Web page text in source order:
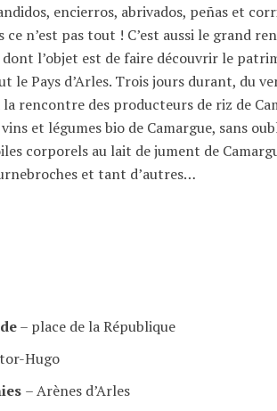
encierros, abrivados, peñas et
n’est pas tout ! C’est aussi le grand
l’objet est de faire découvrir le
le Pays d’Arles. Trois jours durant, du
rencontre des producteurs de riz de
et légumes bio de Camargue, sans
corporels au lait de jument de
et tant d’autres…
– place de la République
Hugo
– Arènes d’Arles